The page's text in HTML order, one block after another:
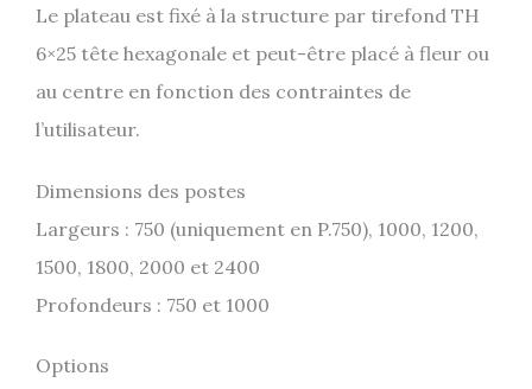
Le plateau est fixé à la structure par tirefond TH
6×25 tête hexagonale et peut-être placé à fleur ou
au centre en fonction des contraintes de
l’utilisateur.
Dimensions des postes
Largeurs : 750 (uniquement en P.750), 1000, 1200,
1500, 1800, 2000 et 2400
Profondeurs : 750 et 1000
Options